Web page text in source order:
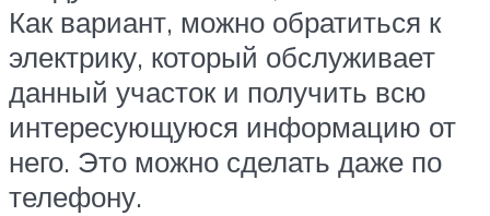
Как вариант, можно обратиться к
электрику, который обслуживает
данный участок и получить всю
интересующуюся информацию от
него. Это можно сделать даже по
телефону.